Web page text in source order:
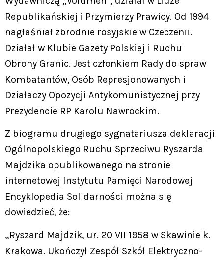
Republikańskiej i Przymierzy Prawicy. Od 1994
nagłaśniał zbrodnie rosyjskie w Czeczenii.
Działał w Klubie Gazety Polskiej i Ruchu
Obrony Granic. Jest członkiem Rady do spraw
Kombatantów, Osób Represjonowanych i
Działaczy Opozycji Antykomunistycznej przy
Prezydencie RP Karolu Nawrockim.
Z biogramu drugiego sygnatariusza deklaracji
Ogólnopolskiego Ruchu Sprzeciwu Ryszarda
Majdzika opublikowanego na stronie
internetowej Instytutu Pamięci Narodowej
Encyklopedia Solidarności można się
dowiedzieć, że:
„Ryszard Majdzik, ur. 20 VII 1958 w Skawinie k.
Krakowa. Ukończył Zespół Szkół Elektryczno-